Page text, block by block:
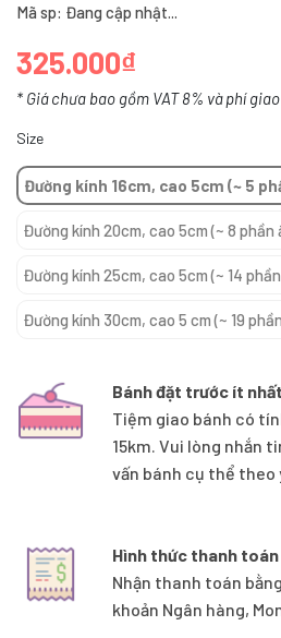
Mã sp: Đang cập nhật...
325.000₫
* Giá chưa bao gồm VAT 8% và phí
Size
Đường kính 16cm, cao 5cm (~ 5
Đường kính 20cm, cao 5cm (~ 8 phần
Đường kính 25cm, cao 5cm (~ 14
Đường kính 30cm, cao 5 cm (~ 19
Bánh đặt trước ít
Tiệm giao bánh có
15km. Vui lòng nhắn
vấn bánh cụ thể theo
Hình thức thanh toán
Nhận thanh toán
khoản Ngân hàng,